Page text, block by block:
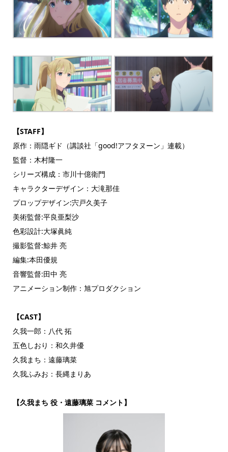
【STAFF】
原作：雨隠ギド（講談社「good!アフタヌーン」連載）
監督：木村隆一
シリーズ構成：市川十億衛門
キャラクターデザイン：大滝那佳
プロップデザイン:宍戸久美子
美術監督:平良亜梨沙
色彩設計:大塚眞純
撮影監督:鯨井 亮
編集:本田優規
音響監督:田中 亮
アニメーション制作：旭プロダクション
【CAST】
久我一郎：八代 拓
五色しおり：和久井優
久我まち：遠藤璃菜
久我ふみお：長縄まりあ
【久我まち 役・遠藤璃菜 コメント】